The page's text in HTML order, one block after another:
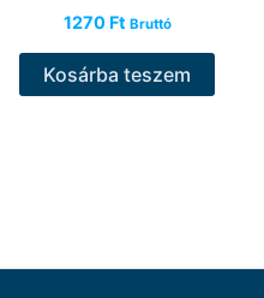
1270 Ft Bruttó
Kosárba teszem